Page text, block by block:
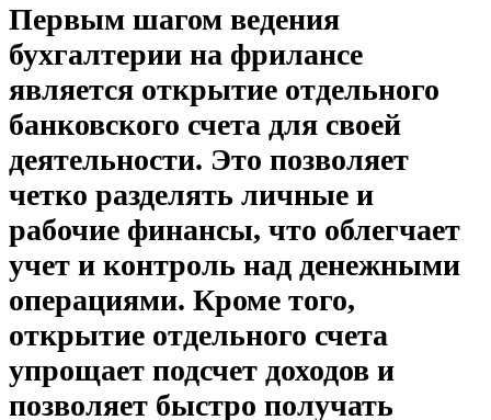
Первым шагом ведения
бухгалтерии на фрилансе
является открытие отдельного
банковского счета для своей
деятельности. Это позволяет
четко разделять личные и
рабочие финансы, что облегчает
учет и контроль над денежными
операциями. Кроме того,
открытие отдельного счета
упрощает подсчет доходов и
позволяет быстро получать